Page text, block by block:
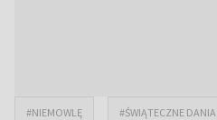
#NIEMOWLĘ #ŚWIĄTECZNE DANIA